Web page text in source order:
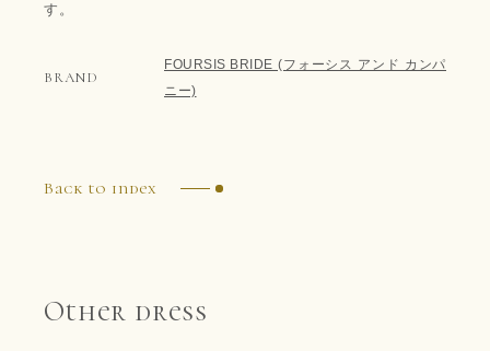
す。
BRAND
FOURSIS BRIDE (フォーシス アンド カンパ
ニー)
Back to index
Other dress